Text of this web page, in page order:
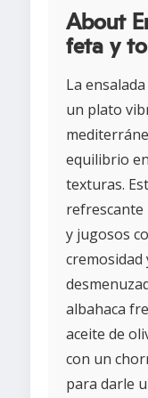
About
feta y
La
un plato
equilibrio
texturas.
y jugosos
cremosidad
albahaca
aceite de
con un
para darle